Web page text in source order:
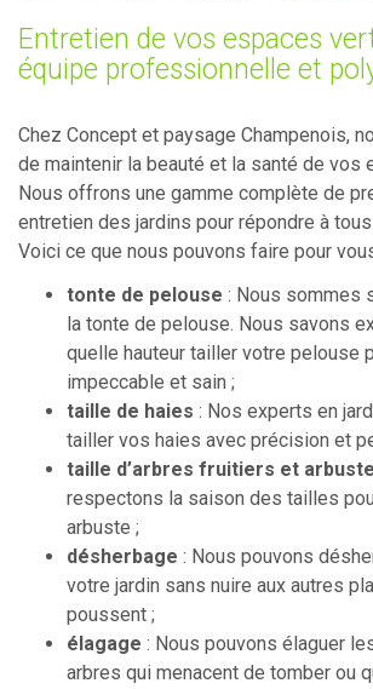
Entretien de vos espaces
équipe professionnelle et
Chez Concept et paysage Champenois,
de maintenir la beauté et la santé de vos
Nous offrons une gamme complète de
entretien des jardins pour répondre à
Voici ce que nous pouvons faire pour
tonte de pelouse : Nous sommes
la tonte de pelouse. Nous savons
quelle hauteur tailler votre pelouse
impeccable et sain ;
taille de haies : Nos experts en
tailler vos haies avec précision et
taille d’arbres fruitiers et
respectons la saison des tailles
arbuste ;
désherbage : Nous pouvons
votre jardin sans nuire aux autres
poussent ;
élagage : Nous pouvons élaguer
arbres qui menacent de tomber ou